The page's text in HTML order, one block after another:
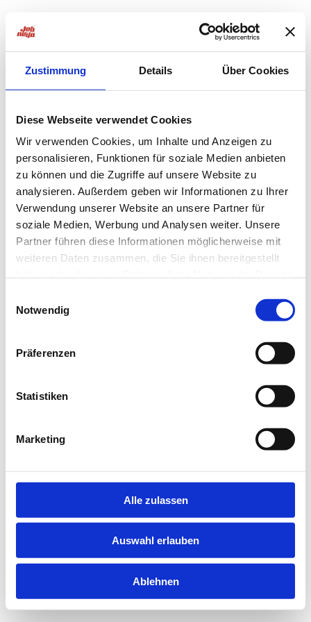
Zustimmung Details Über Cookies
Diese Webseite verwendet Cookies
Wir verwenden Cookies, um Inhalte und Anzeigen zu
personalisieren, Funktionen für soziale Medien anbieten
zu können und die Zugriffe auf unsere Website zu
analysieren. Außerdem geben wir Informationen zu Ihrer
Verwendung unserer Website an unsere Partner für
soziale Medien, Werbung und Analysen weiter. Unsere
Partner führen diese Informationen möglicherweise mit
weiteren Daten zusammen, die Sie ihnen bereitgestellt
Notwendig
Präferenzen
Statistiken
Marketing
Alle zulassen
Auswahl erlauben
Ablehnen
loadingjobninja.com
for more